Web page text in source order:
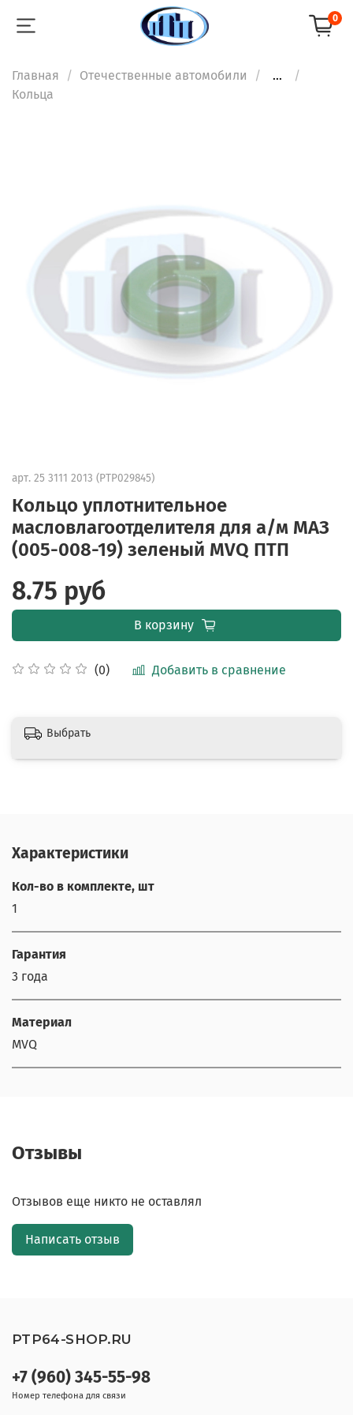
0
Главная Отечественные автомобили
...
Кольца
арт. 25 3111 2013 (PTP029845)
Кольцо уплотнительное
масловлагоотделителя для а/м МАЗ
(005-008-19) зеленый MVQ ПТП
(0) Добавить в сравнение
8.75 руб
В корзину
Выбрать
Характеристики
Кол-во в комплекте, шт
1
Гарантия
3 года
Материал
MVQ
Отзывы
Отзывов еще никто не оставлял
Написать отзыв
+7 (960) 345-55-98
Номер телефона для связи
PTP64-SHOP.RU